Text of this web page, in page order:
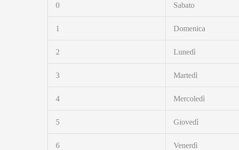
0 Sabato
1 Domenica
2 Lunedì
3 Martedì
4 Mercoledì
5 Giovedì
6 Venerdì